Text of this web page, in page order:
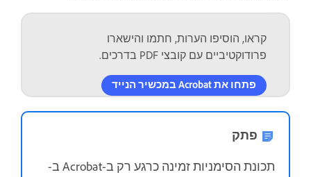
קראו, הוסיפו הערות, חתמו והישארו
פרודוקטיביים עם קובצי PDF בדרכים.
פתחו את Acrobat במכשיר הנייד
פתק
תכונת הסימניות זמינה כרגע רק ב-Acrobat ב-